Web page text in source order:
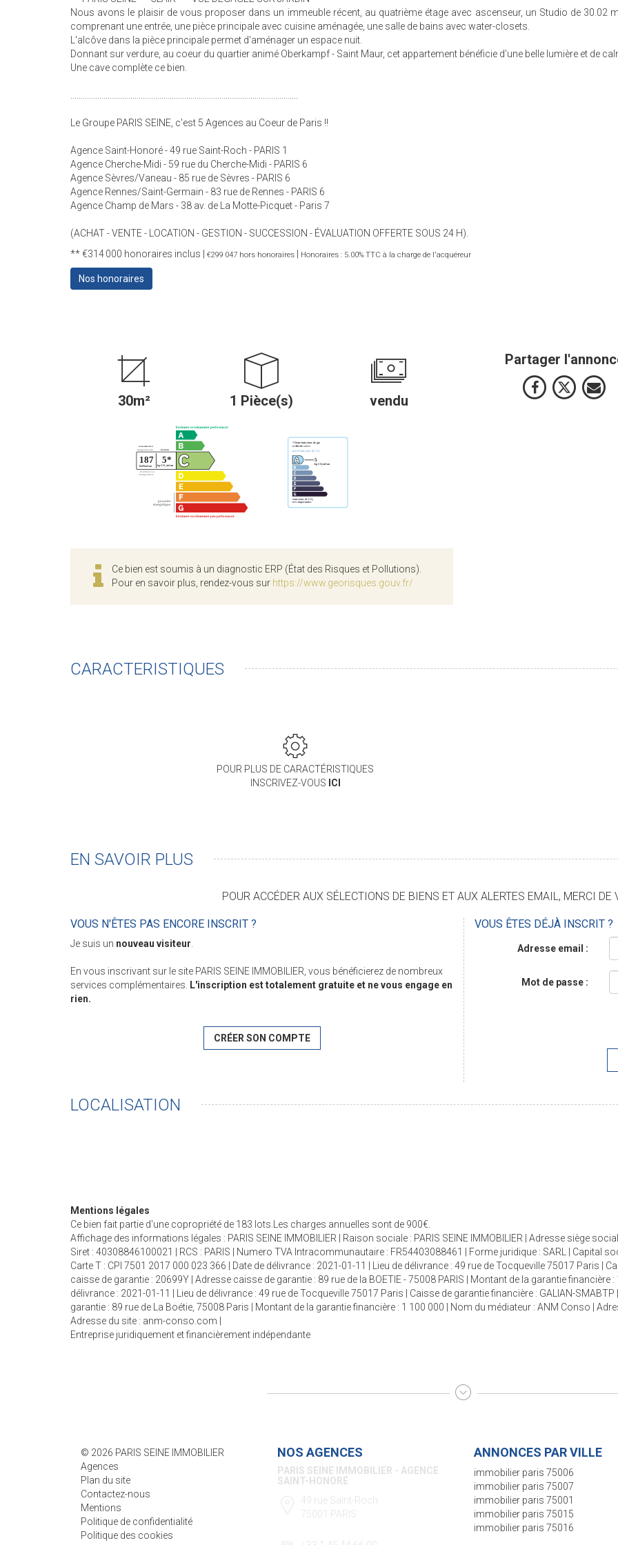
Nous avons le plaisir de vous proposer dans un immeuble récent, au quatrième étage avec ascenseur, un Studio de 30.02
comprenant une entrée, une pièce principale avec cuisine aménagée, une salle de bains avec water-closets.
L'alcôve dans la pièce principale permet d'aménager un espace nuit.
Donnant sur verdure, au coeur du quartier animé Oberkampf - Saint Maur, cet appartement bénéficie d'une belle lumière et de
Une cave complète ce bien.
..............................................................................................................
Le Groupe PARIS SEINE, c'est 5 Agences au Coeur de Paris !!
Agence Saint-Honoré - 49 rue Saint-Roch - PARIS 1
Agence Cherche-Midi - 59 rue du Cherche-Midi - PARIS 6
Agence Sèvres/Vaneau - 85 rue de Sèvres - PARIS 6
Agence Rennes/Saint-Germain - 83 rue de Rennes - PARIS 6
Agence Champ de Mars - 38 av. de La Motte-Picquet - Paris 7
(ACHAT - VENTE - LOCATION - GESTION - SUCCESSION - ÉVALUATION OFFERTE SOUS 24 H).
** €314 000 honoraires inclus €299 047 hors honoraires Honoraires : 5.00% TTC à la charge de l'acquéreur
Nos honoraires
30m² 1 Pièce(s) vendu
Ce bien est soumis à un diagnostic ERP (État des Risques et Pollutions).
Pour en savoir plus, rendez-vous sur https://www.georisques.gouv.fr/
Partager
CARACTERISTIQUES
POUR PLUS DE CARACTÉRISTIQUES
INSCRIVEZ-VOUS ICI
EN SAVOIR PLUS
POUR ACCÉDER AUX SÉLECTIONS DE BIENS ET AUX ALERTES EMAIL, MERCI DE
VOUS N'ÊTES PAS ENCORE INSCRIT ?
Je suis un nouveau visiteur.
En vous inscrivant sur le site PARIS SEINE IMMOBILIER, vous bénéficierez de nombreux
services complémentaires. L'inscription est totalement gratuite et ne vous engage en
rien.
CRÉER SON COMPTE
VOUS ÊTES DÉJÀ INSCRIT ?
Adresse email :
Mot de passe :
LOCALISATION
Mentions légales
Ce bien fait partie d'une copropriété de 183 lots.Les charges annuelles sont de 900€.
Affichage des informations légales : PARIS SEINE IMMOBILIER | Raison sociale : PARIS SEINE IMMOBILIER | Adresse siège
Siret : 40308846100021 | RCS : PARIS | Numero TVA Intracommunautaire : FR54403088461 | Forme juridique : SARL | Capital
Carte T : CPI 7501 2017 000 023 366 | Date de délivrance : 2021-01-11 | Lieu de délivrance : 49 rue de Tocqueville 75017 Paris |
caisse de garantie : 20699Y | Adresse caisse de garantie : 89 rue de la BOETIE - 75008 PARIS | Montant de la garantie financière
délivrance : 2021-01-11 | Lieu de délivrance : 49 rue de Tocqueville 75017 Paris | Caisse de garantie financière : GALIAN-
garantie : 89 rue de La Boétie, 75008 Paris | Montant de la garantie financière : 1 100 000 | Nom du médiateur : ANM Conso |
Adresse du site : anm-conso.com
Entreprise juridiquement et financièrement indépendante
© 2026 PARIS SEINE IMMOBILIER
Agences
Plan du site
Contactez-nous
Mentions
Politique de confidentialité
Politique des cookies
NOS AGENCES
PARIS SEINE IMMOBILIER - AGENCE
SÈVRES-VANEAU
85 rue de Sèvres
75006 PARIS
ANNONCES PAR VILLE
immobilier paris 75006
immobilier paris 75007
immobilier paris 75001
immobilier paris 75015
immobilier paris 75016